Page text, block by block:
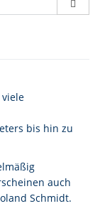
bis hin zu
auch
Schmidt.